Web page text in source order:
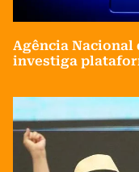
Agência Nacional
investiga